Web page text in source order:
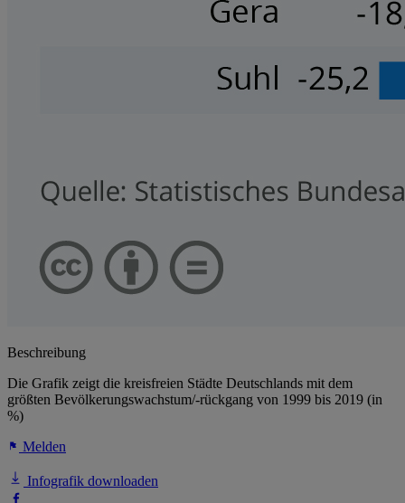
Beschreibung
Die Grafik zeigt die kreisfreien Städte Deutschlands mit dem
größten Bevölkerungswachstum/-rückgang von 1999 bis 2019 (in
%)
Melden
Infografik downloaden